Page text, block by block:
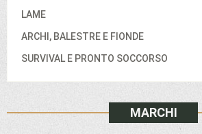
LAME
ARCHI, BALESTRE E FIONDE
SURVIVAL E PRONTO SOCCORSO
MARCHI